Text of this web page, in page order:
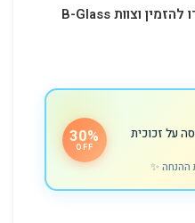
אז למה אתם מחכים? מהרו להזמין וצוות B-Glass
על זכוכית
ההנחה ✨
30%
OFF